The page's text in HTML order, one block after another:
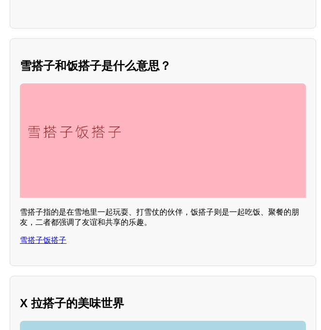
雪搭子和饭搭子是什么意思？
雪搭子指的是在雪地里一起玩耍、打雪仗的伙伴，饭搭子则是一起吃饭、聚餐的朋
友，二者都强调了友谊和共享的乐趣。
雪搭子饭搭子
X 拉搭子的美味世界